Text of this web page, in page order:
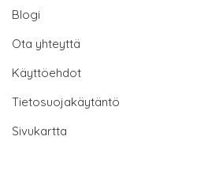
Blogi
Ota yhteyttä
Käyttöehdot
Tietosuojakäytäntö
Sivukartta